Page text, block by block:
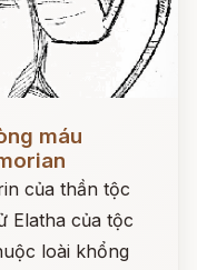
máu
của thần tộc
Elatha của tộc
loài khổng